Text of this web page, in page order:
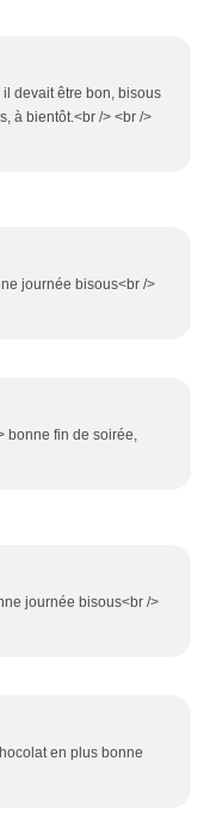
devait être bon, bisous
à bientôt.<br /> <br />
journée bisous<br />
bonne fin de soirée,
journée bisous<br />
en plus bonne